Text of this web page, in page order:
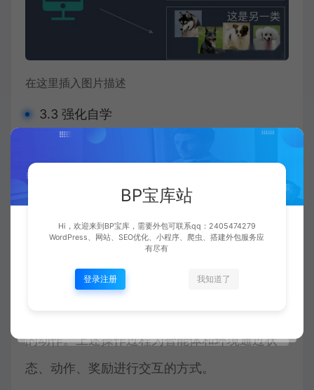
在这里插入图片描述
3.3 强化自学
强化自学主要由智能体（Agent）、环境
（Environment）、状态（State）、动作
（Action）、奖励（Reward）组成。智能体执
行了某个动作后，环境将会转换到两个新的状
态，对于该新的状态环境会给出奖励信号（正
奖励或者负奖励）。随后，智能体依照新的状
的动作。上述操作过程为智能体和环境通过状
态、动作、奖励进行交互的方式。
BP宝库站
Hi，欢迎来到BP宝库，需要外包可联系qq：2405474279
WordPress、网站、SEO优化、小程序、爬虫、搭建外包服务应
有尽有
登录注册 我知道了